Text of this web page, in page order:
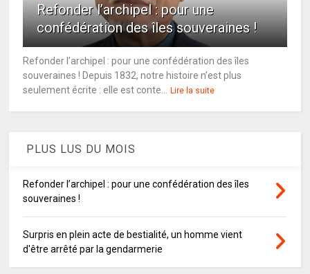
Refonder l’archipel : pour une
confédération des îles souveraines !
Refonder l’archipel : pour une confédération des îles
souveraines ! Depuis 1832, notre histoire n’est plus
seulement écrite : elle est conte...
Lire la suite
PLUS LUS DU MOIS
Refonder l’archipel : pour une confédération des îles
souveraines !
Surpris en plein acte de bestialité, un homme vient
d'être arrêté par la gendarmerie